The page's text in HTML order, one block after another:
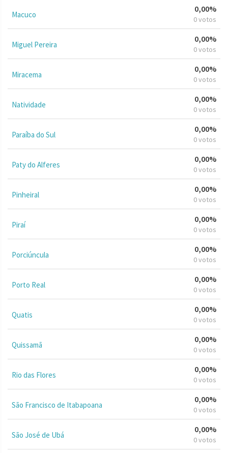
Macuco
0,00%
0 votos
Miguel Pereira
0,00%
0 votos
Miracema
0,00%
0 votos
Natividade
0,00%
0 votos
Paraíba do Sul
0,00%
0 votos
Paty do Alferes
0,00%
0 votos
Pinheiral
0,00%
0 votos
Piraí
0,00%
0 votos
Porciúncula
0,00%
0 votos
Porto Real
0,00%
0 votos
Quatis
0,00%
0 votos
Quissamã
0,00%
0 votos
Rio das Flores
0,00%
0 votos
São Francisco de Itabapoana
0,00%
0 votos
São José de Ubá
0,00%
0 votos